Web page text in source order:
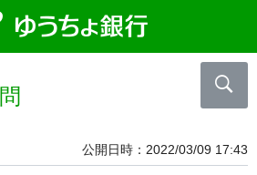
公開日時 2022/03/09 17:43